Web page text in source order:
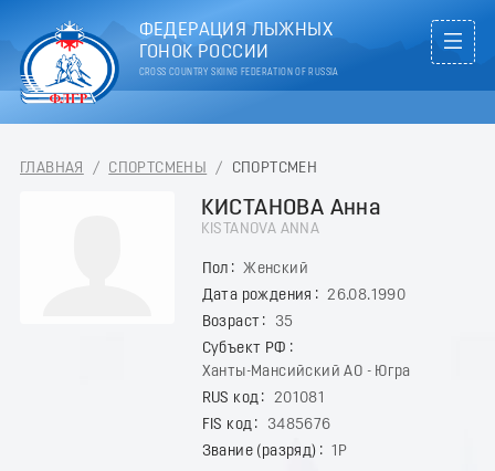
ФЕДЕРАЦИЯ ЛЫЖНЫХ
ГОНОК РОССИИ
CROSS COUNTRY SKIING FEDERATION OF RUSSIA
ГЛАВНАЯ / СПОРТСМЕНЫ / СПОРТСМЕН
КИСТАНОВА Анна
KISTANOVA ANNA
Пол
Женский
Дата рождения
26.08.1990
Возраст
35
Субъект РФ
Ханты-Мансийский АО - Югра
RUS код
201081
FIS код
3485676
Звание (разряд)
1Р